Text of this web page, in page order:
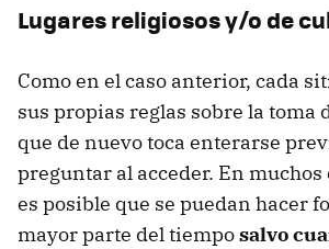
Lugares religiosos y/o de
Como en el caso anterior, cada
sus propias reglas sobre la toma
que de nuevo toca enterarse
preguntar al acceder. En muchos
es posible que se puedan hacer
mayor parte del tiemposalvo